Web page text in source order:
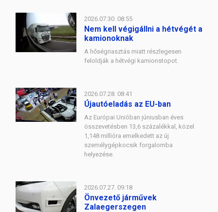
2026.07.30. 08:55
Nem kell végigállni a hétvégét a
kamionoknak
A hőségriasztás miatt részlegesen
feloldják a hétvégi kamionstopot.
2026.07.28. 08:41
Újautóeladás az EU-ban
Az Európai Unióban júniusban éves
összevetésben 13,6 százalékkal, közel
1,148 millióra emelkedett az új
személygépkocsik forgalomba
helyezése.
2026.07.27. 09:18
Önvezető járművek
Zalaegerszegen